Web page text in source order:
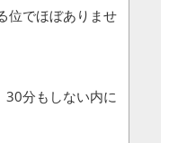
位でほぼありませ
30分もしない内に